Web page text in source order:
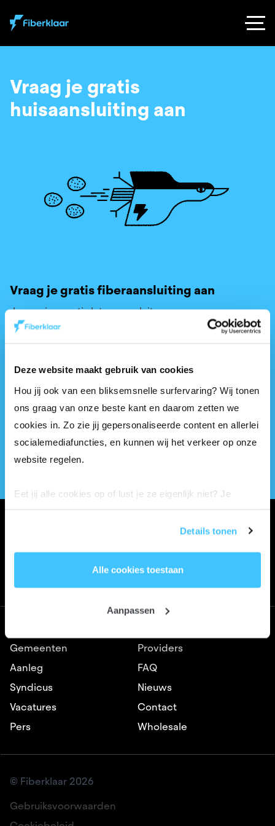
Deze website maakt gebruik van cookies
Hou jij ook van een bliksemsnelle surfervaring? Wij tonen
ons graag van onze beste kant en daarom zetten we
cookies in. Zo zie jij gepersonaliseerde content en allerlei
socialemediafuncties, en kunnen wij het verkeer op onze
website regelen.
Eet jij alle cookies op of lust je ze eigenlijk niet? Je
cookies mogen we altijd aanvinken volgens de GDPR-
Details tonen
Alle cookies toestaan
Aanpassen
Vraag je gratis
huisaansluiting aan
Vraag je gratis fiberaansluiting aan
Je woning gratis laten aansluiten op ons
fibernetwerk, da’s een bliksems goed idee.
we jouw woning fiberklaar kunnen maken.
Is dat het geval? Vraag dan meteen een
gratis
aansluiting
Check je adres
078/31 99 87
Gemeenten
Providers
Aanleg
FAQ
Syndicus
Nieuws
Vacatures
Contact
Pers
Wholesale
© Fiberklaar 2026
Gebruiksvoorwaarden